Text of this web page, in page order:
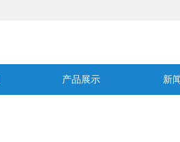
产品展示 新